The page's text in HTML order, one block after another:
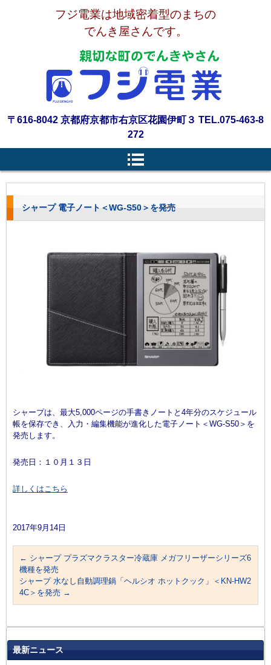
フジ電業は地域密着型のまちの
でんき屋さんです。
〒616-8042 京都府京都市右京区花園伊町３ TEL.075-463-8
272
シャープ 電子ノート＜WG-S50＞を発売
シャープは、最大5,000ページの手書きノートと4年分のスケジュール
帳を保存でき、入力・編集機能が進化した電子ノート＜WG-S50＞を
発売します。
発売日：１０月１３日
詳しくはこちら
2017年9月14日
← シャープ プラズマクラスター冷蔵庫 メガフリーザーシリーズ6
機種を発売
シャープ 水なし自動調理鍋「ヘルシオ ホットクック」＜KN-HW2
4C＞を発売 →
最新ニュース